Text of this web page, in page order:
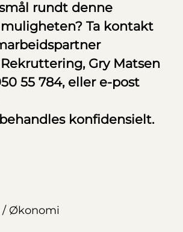
rundt denne
Ta kontakt
Gry Matsen
55 784, eller e-post
konfidensielt.
/ Økonomi